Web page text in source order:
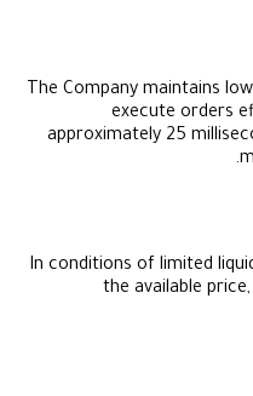
The
In conditions
the